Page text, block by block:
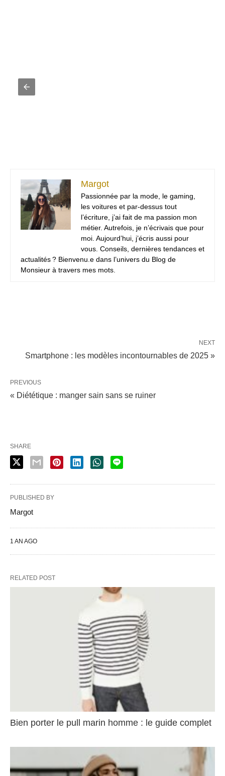
Margot
Passionnée par la mode, le gaming,
les voitures et par-dessus tout
l’écriture, j’ai fait de ma passion mon
métier. Autrefois, je n’écrivais que pour
moi. Aujourd’hui, j’écris aussi pour
vous. Conseils, dernières tendances et
actualités ? Bienvenu.e dans l’univers du Blog de
Monsieur à travers mes mots.
NEXT
Smartphone : les modèles incontournables de 2025 »
PREVIOUS
« Diététique : manger sain sans se ruiner
SHARE
PUBLISHED BY
Margot
1 AN AGO
RELATED POST
Bien porter le pull marin homme : le guide complet